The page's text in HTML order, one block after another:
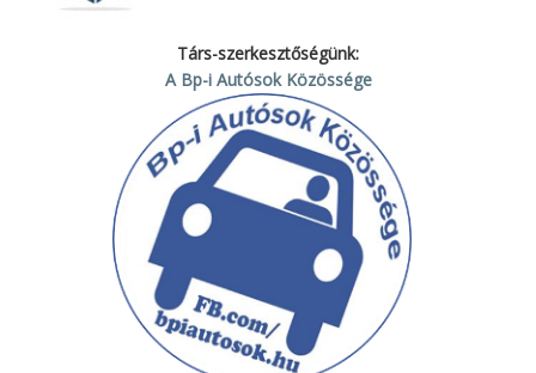
Társ-szerkesztőségünk:
A Bp-i Autósok Közössége